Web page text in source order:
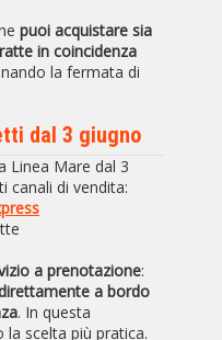
puoi acquistare sia
in coincidenza
la fermata di
dal 3 giugno
Linea Mare dal 3
canali di vendita:
a prenotazione:
a bordo
. In questa
scelta più pratica.